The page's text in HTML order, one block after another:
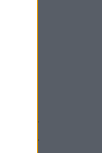
février 2025
janvier 2025